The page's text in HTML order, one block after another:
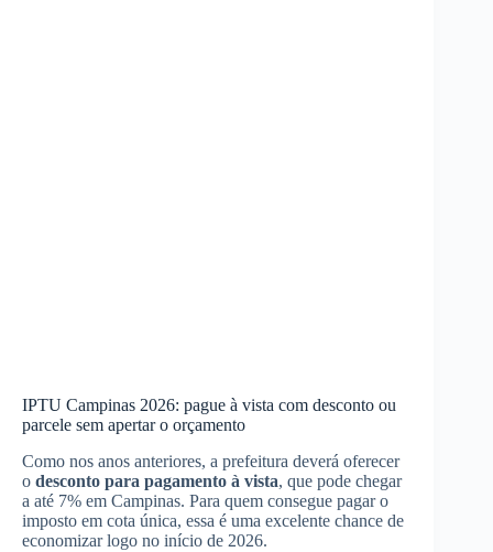
IPTU Campinas 2026: pague à vista com desconto ou
parcele sem apertar o orçamento
Como nos anos anteriores, a prefeitura deverá oferecer
o desconto para pagamento à vista, que pode chegar
a até 7% em Campinas. Para quem consegue pagar o
imposto em cota única, essa é uma excelente chance de
economizar logo no início de 2026.